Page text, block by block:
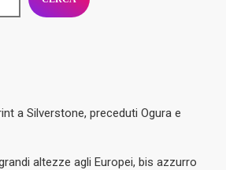
a Silverstone, preceduti Ogura e
altezze agli Europei, bis azzurro